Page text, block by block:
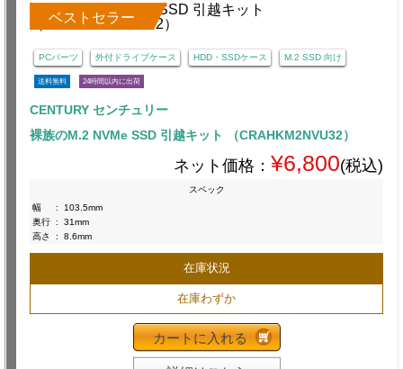
ベストセラー
PCパーツ 外付ドライブケース HDD・SSDケース M.2 SSD 向け
送料無料 24時間以内に出荷
CENTURY センチュリー
裸族のM.2 NVMe SSD 引越キット （CRAHKM2NVU32）
ネット価格： ¥6,800(税込)
スペック
幅
:
103.5mm
奥行 :
31mm
高さ
: 8.6mm
在庫状況
在庫わずか
カートに入れる